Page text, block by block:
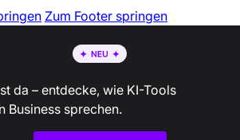
Zum Footer springen
da – entdecke, wie KI-Tools
Business sprechen.